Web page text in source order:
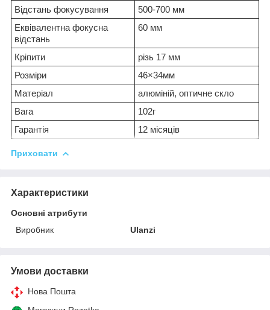
Відстань фокусування
500-700 мм
Еквівалентна фокусна
відстань
60 мм
Кріпити
різь 17 мм
Розміри
46×34мм
Матеріал
алюміній, оптичне скло
Вага
102г
Гарантія
12 місяців
Приховати
Характеристики
Основні атрибути
Виробник
Ulanzi
Умови доставки
Нова Пошта